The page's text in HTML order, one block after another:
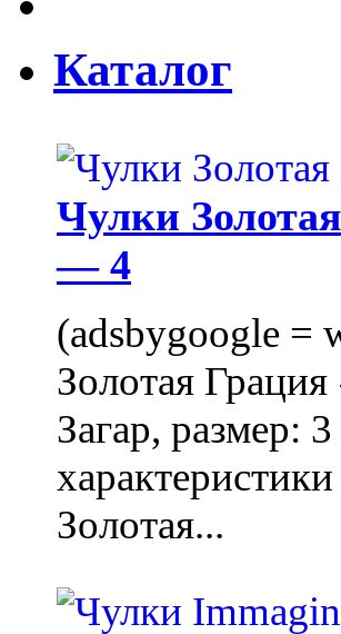
Каталог
Чулки
— 4
(adsbygoogle =
Золотая
Загар, размер:
Золотая...